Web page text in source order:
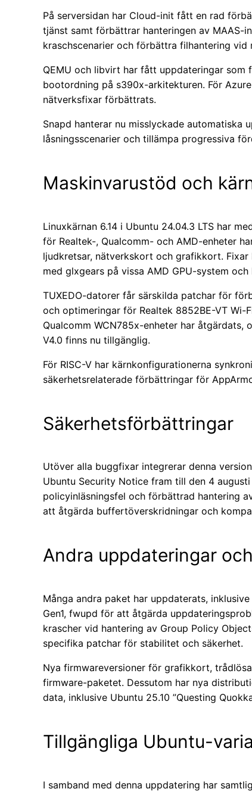
På serversidan har Cloud-init fått en rad
tjänst samt förbättrar hanteringen av MAAS-
kraschscenarier och förbättra filhantering vid
QEMU och libvirt har fått uppdateringar
bootordning på s390x-arkitekturen. För
nätverksfixar förbättrats.
Snapd hanterar nu misslyckade automatiska
låsningsscenarier och tillämpa progressiva
Maskinvarustöd och
Linuxkärnan 6.14 i Ubuntu 24.04.3 LTS har
för Realtek-, Qualcomm- och AMD-enheter
ljudkretsar, nätverkskort och grafikkort.
med glxgears på vissa AMD GPU-system
TUXEDO-datorer får särskilda patchar för
och optimeringar för Realtek 8852BE-VT
Qualcomm WCN785x-enheter har åtgärdats,
V4.0 finns nu tillgänglig.
För RISC-V har kärnkonfigurationerna
säkerhetsrelaterade förbättringar för
Säkerhetsförbättringar
Utöver alla buggfixar integrerar denna
Ubuntu Security Notice fram till den 4
policyinläsningsfel och förbättrad hantering
att åtgärda buffertöverskridningar och
Andra uppdateringar
Många andra paket har uppdaterats,
Gen1, fwupd för att åtgärda
krascher vid hantering av Group Policy
specifika patchar för stabilitet och säkerhet.
Nya firmwareversioner för grafikkort,
firmware-paketet. Dessutom har nya
data, inklusive Ubuntu 25.10 ”Questing
Tillgängliga Ubuntu-
I samband med denna uppdatering har